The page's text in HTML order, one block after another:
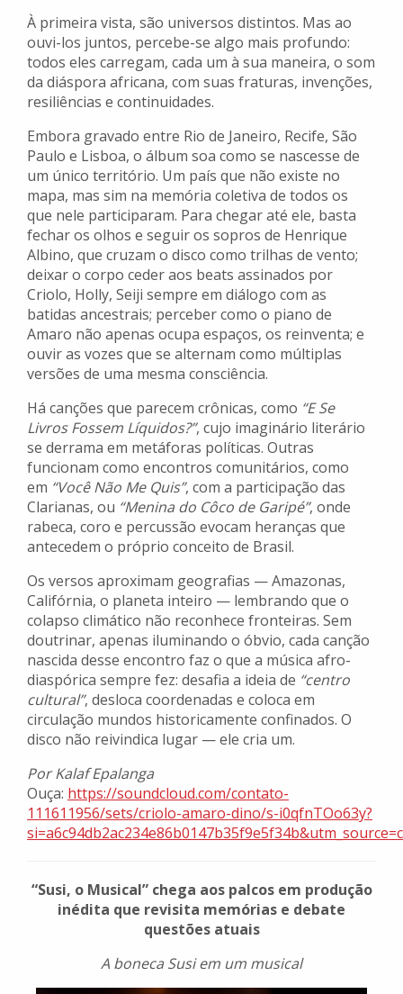
À primeira vista, são universos distintos. Mas ao
ouvi-los juntos, percebe-se algo mais profundo:
todos eles carregam, cada um à sua maneira, o som
da diáspora africana, com suas fraturas, invenções,
resiliências e continuidades.
Embora gravado entre Rio de Janeiro, Recife, São
Paulo e Lisboa, o álbum soa como se nascesse de
um único território. Um país que não existe no
mapa, mas sim na memória coletiva de todos os
que nele participaram. Para chegar até ele, basta
fechar os olhos e seguir os sopros de Henrique
Albino, que cruzam o disco como trilhas de vento;
deixar o corpo ceder aos beats assinados por
Criolo, Holly, Seiji sempre em diálogo com as
batidas ancestrais; perceber como o piano de
Amaro não apenas ocupa espaços, os reinventa; e
ouvir as vozes que se alternam como múltiplas
versões de uma mesma consciência.
Há canções que parecem crônicas, como “E Se
Livros Fossem Líquidos?”, cujo imaginário literário
se derrama em metáforas políticas. Outras
funcionam como encontros comunitários, como
em “Você Não Me Quis”, com a participação das
Clarianas, ou “Menina do Côco de Garipé”, onde
rabeca, coro e percussão evocam heranças que
antecedem o próprio conceito de Brasil.
Os versos aproximam geografias — Amazonas,
Califórnia, o planeta inteiro — lembrando que o
colapso climático não reconhece fronteiras. Sem
doutrinar, apenas iluminando o óbvio, cada canção
nascida desse encontro faz o que a música afro-
diaspórica sempre fez: desafia a ideia de “centro
cultural”, desloca coordenadas e coloca em
circulação mundos historicamente confinados. O
disco não reivindica lugar — ele cria um.
Por Kalaf Epalanga
Ouça: https://soundcloud.com/contato-
111611956/sets/criolo-amaro-dino/s-i0qfnTOo63y?
“Susi, o Musical” chega aos palcos em produção
inédita que revisita memórias e debate
questões atuais
A boneca Susi em um musical